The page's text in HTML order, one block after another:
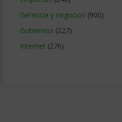
Gerencia y negocios (900)
Gobiernos (227)
Internet (276)